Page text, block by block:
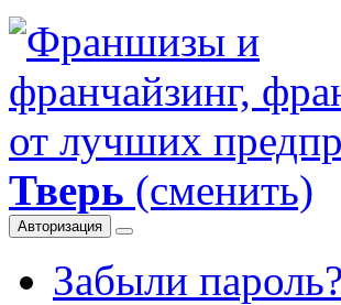
Тверь (сменить)
Авторизация
Забыли пароль?